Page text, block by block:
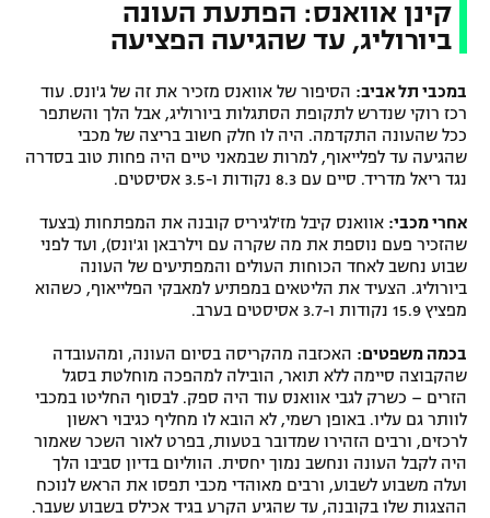
קינן אוואנס: הפתעת העונה
ביורוליג, עד שהגיעה הפציעה
במכבי תל אביב: הסיפור של אוואנס מזכיר את זה של ג'ונס. עוד
רכז רוקי שנדרש לתקופת הסתגלות ביורוליג, אבל הלך והשתפר
ככל שהעונה התקדמה. היה לו חלק חשוב בריצה של מכבי
שהגיעה עד לפלייאוף, למרות שבמאני טיים היה פחות טוב בסדרה
נגד ריאל מדריד. סיים עם 8.3 נקודות ו-3.5 אסיסטים.
אחרי מכבי: אוואנס קיבל מז'לגיריס קובנה את המפתחות (בצעד
שהזכיר פעם נוספת את מה שקרה עם וילרבאן וג'ונס), ועד לפני
שבוע נחשב לאחד הכוחות העולים והמפתיעים של העונה
ביורוליג. הצעיד את הליטאים במפתיע למאבקי הפלייאוף, כשהוא
מפציץ 15.9 נקודות ו-3.7 אסיסטים בערב.
בכמה משפטים: האכזבה מהקריסה בסיום העונה, ומהעובדה
שהקבוצה סיימה ללא תואר, הובילה למהפכה מוחלטת בסגל
הזרים – כשרק לגבי אוואנס עוד היה ספק. לבסוף החליטו במכבי
לוותר גם עליו. באופן רשמי, לא הובא לו מחליף כגיבוי ראשון
לרכזים, ורבים הזהירו שמדובר בטעות, בפרט לאור השכר שאמור
היה לקבל העונה ונחשב נמוך יחסית. הווליום בדיון סביבו הלך
ועלה משבוע לשבוע, ורבים מאוהדי מכבי תפסו את הראש לנוכח
ההצגות שלו בקובנה, עד שהגיע הקרע בגיד אכילס בשבוע שעבר.